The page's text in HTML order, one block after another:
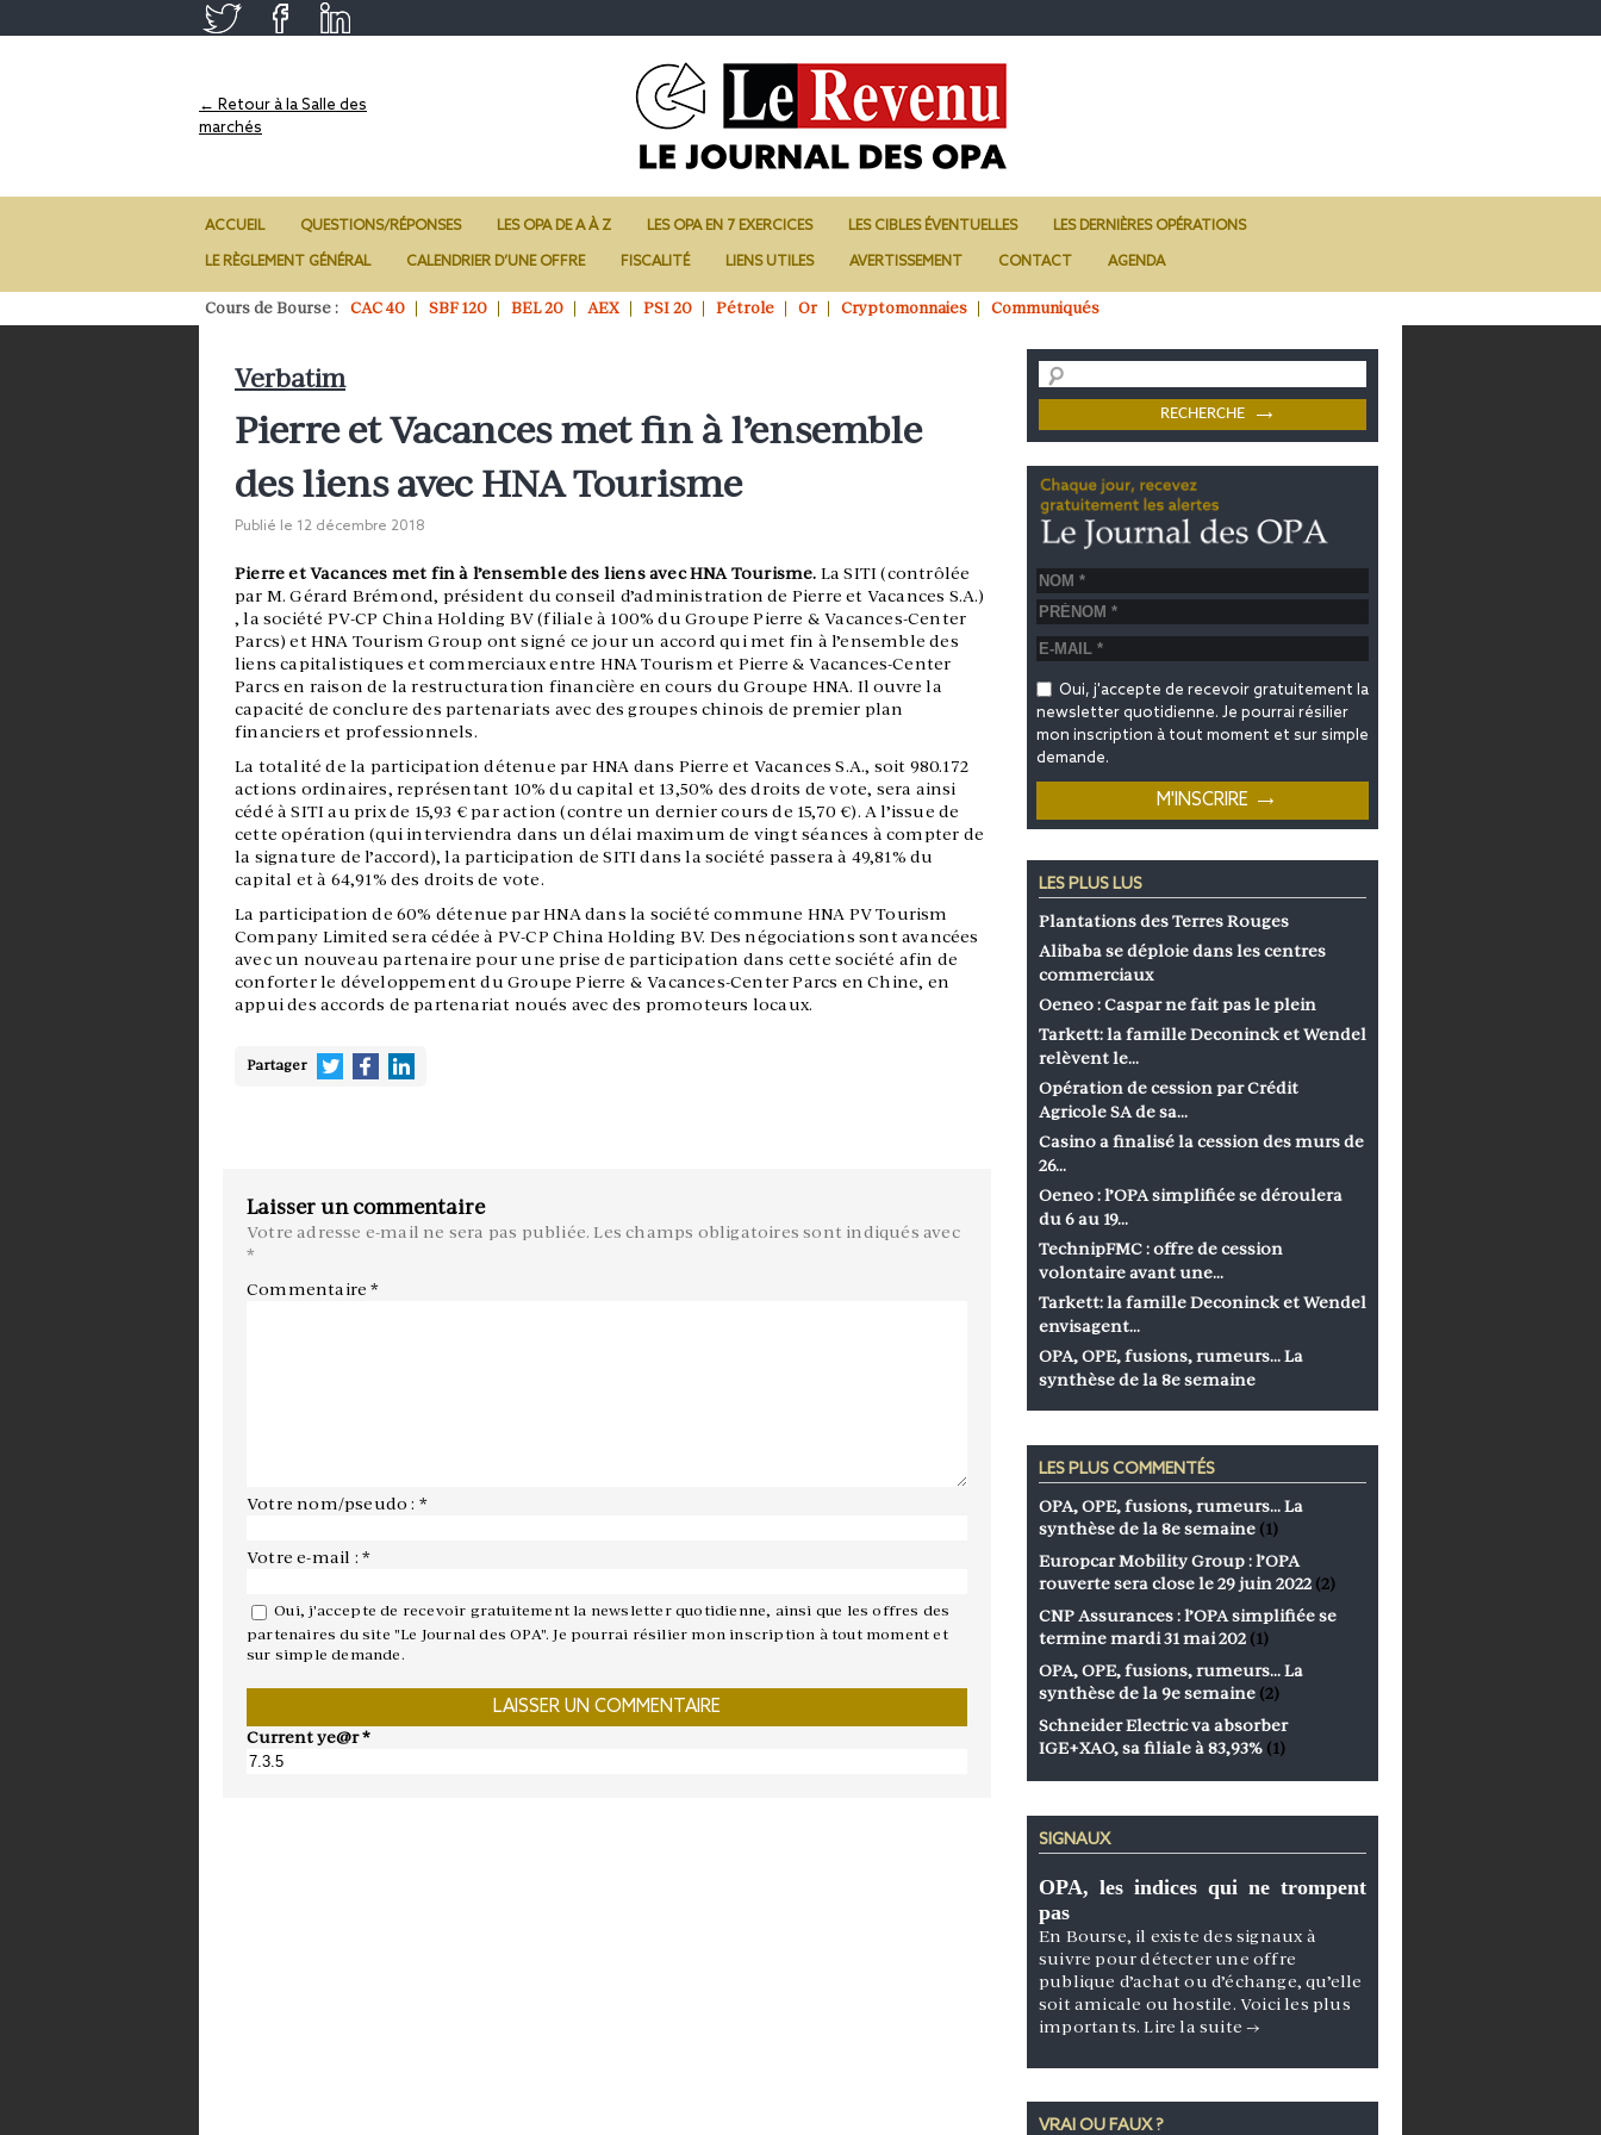
← Retour à la Salle des
marchés
ACCUEIL QUESTIONS/RÉPONSES LES OPA DE A À Z LES OPA EN 7 EXERCICES LES CIBLES ÉVENTUELLES LES DERNIÈRES OPÉRATIONS
LE RÈGLEMENT GÉNÉRAL CALENDRIER D’UNE OFFRE FISCALITÉ LIENS UTILES AVERTISSEMENT CONTACT AGENDA
Cours de Bourse : CAC 40 SBF 120 BEL 20 AEX PSI 20 Pétrole Or Cryptomonnaies Communiqués
Verbatim
Pierre et Vacances met fin à l’ensemble
des liens avec HNA Tourisme
Publié le 12 décembre 2018
Pierre et Vacances met fin à l’ensemble des liens avec HNA Tourisme. La SITI (contrôlée
par M. Gérard Brémond, président du conseil d’administration de Pierre et Vacances S.A.)
, la société PV-CP China Holding BV (filiale à 100% du Groupe Pierre & Vacances-Center
Parcs) et HNA Tourism Group ont signé ce jour un accord qui met fin à l’ensemble des
liens capitalistiques et commerciaux entre HNA Tourism et Pierre & Vacances-Center
Parcs en raison de la restructuration financière en cours du Groupe HNA. Il ouvre la
capacité de conclure des partenariats avec des groupes chinois de premier plan
financiers et professionnels.
La totalité de la participation détenue par HNA dans Pierre et Vacances S.A., soit 980.172
actions ordinaires, représentant 10% du capital et 13,50% des droits de vote, sera ainsi
cédé à SITI au prix de 15,93 € par action (contre un dernier cours de 15,70 €). A l’issue de
cette opération (qui interviendra dans un délai maximum de vingt séances à compter de
la signature de l’accord), la participation de SITI dans la société passera à 49,81% du
capital et à 64,91% des droits de vote.
La participation de 60% détenue par HNA dans la société commune HNA PV Tourism
Company Limited sera cédée à PV-CP China Holding BV. Des négociations sont avancées
avec un nouveau partenaire pour une prise de participation dans cette société afin de
conforter le développement du Groupe Pierre & Vacances-Center Parcs en Chine, en
appui des accords de partenariat noués avec des promoteurs locaux.
Partager
Laisser un commentaire
Votre adresse e-mail ne sera pas publiée. Les champs obligatoires sont indiqués avec
*
Commentaire*
Votre nom/pseudo : *
Votre e-mail : *
Oui, j'accepte de recevoir gratuitement la newsletter quotidienne, ainsi que les offres des
partenaires du site "Le Journal des OPA". Je pourrai résilier mon inscription à tout moment et
sur simple demande.
Current ye@r*
Oui, j'accepte de recevoir gratuitement la
newsletter quotidienne. Je pourrai résilier
mon inscription à tout moment et sur simple
demande.
LES PLUS LUS
Plantations des Terres Rouges
Alibaba se déploie dans les centres
commerciaux
Oeneo : Caspar ne fait pas le plein
Tarkett: la famille Deconinck et Wendel
relèvent le…
Opération de cession par Crédit
Agricole SA de sa…
Casino a finalisé la cession des murs de
26…
Oeneo : l’OPA simplifiée se déroulera
du 6 au 19…
TechnipFMC : offre de cession
volontaire avant une…
Tarkett: la famille Deconinck et Wendel
envisagent…
OPA, OPE, fusions, rumeurs… La
synthèse de la 8e semaine
LES PLUS COMMENTÉS
OPA, OPE, fusions, rumeurs… La
synthèse de la 8e semaine (1)
Europcar Mobility Group : l’OPA
rouverte sera close le 29 juin 2022 (2)
CNP Assurances : l’OPA simplifiée se
termine mardi 31 mai 202 (1)
OPA, OPE, fusions, rumeurs… La
synthèse de la 9e semaine (2)
Schneider Electric va absorber
IGE+XAO, sa filiale à 83,93% (1)
SIGNAUX
OPA, les indices qui ne trompent
pas
En Bourse, il existe des signaux à
suivre pour détecter une offre
publique d’achat ou d’échange, qu’elle
soit amicale ou hostile. Voici les plus
importants.Lire la suite →
VRAI OU FAUX ?